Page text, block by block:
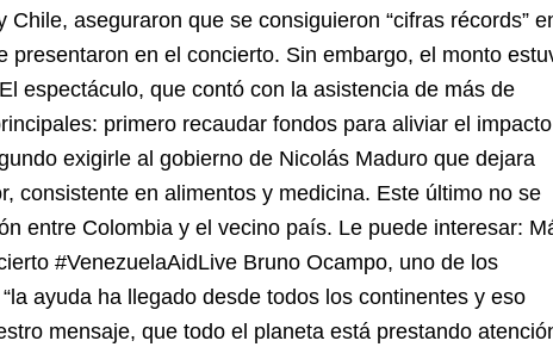
aseguraron que se consiguieron “cifras récords”
presentaron en el concierto. Sin embargo, el monto
espectáculo, que contó con la asistencia de más de
primero recaudar fondos para aliviar el
exigirle al gobierno de Nicolás Maduro que dejara
consistente en alimentos y medicina. Este último no se
entre Colombia y el vecino país. Le puede interesar:
#VenezuelaAidLive Bruno Ocampo, uno de los
ayuda ha llegado desde todos los continentes y eso
mensaje, que todo el planeta está prestando